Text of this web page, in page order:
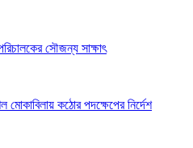
সৌজন্য সাক্ষাৎ
মোকাবিলায় কঠোর পদক্ষেপের নির্দেশ